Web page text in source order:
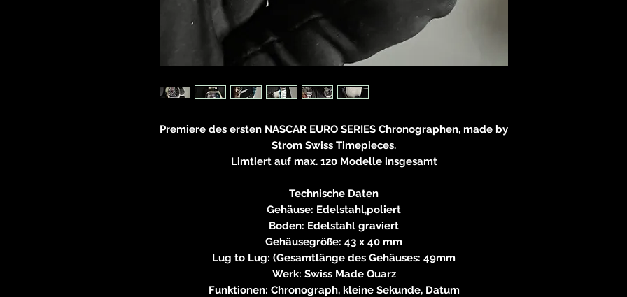
Premiere des ersten NASCAR EURO SERIES Chronographen, made by
Strom Swiss Timepieces.
Limtiert auf max. 120 Modelle insgesamt
Technische Daten
Gehäuse: Edelstahl,poliert
Boden: Edelstahl graviert
Gehäusegröße: 43 x 40 mm
Lug to Lug: (Gesamtlänge des Gehäuses: 49mm
Werk: Swiss Made Quarz
Funktionen: Chronograph, kleine Sekunde, Datum